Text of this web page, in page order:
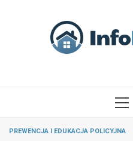
PREWENCJA I EDUKACJA POLICYJNA